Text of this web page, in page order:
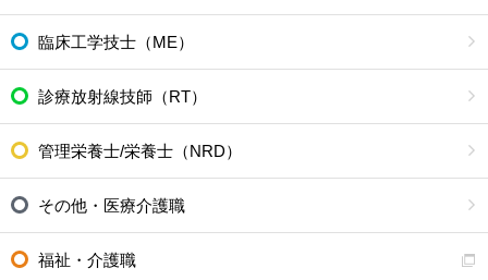
臨床工学技士（ME）
診療放射線技師（RT）
管理栄養士/栄養士（NRD）
その他・医療介護職
福祉・介護職